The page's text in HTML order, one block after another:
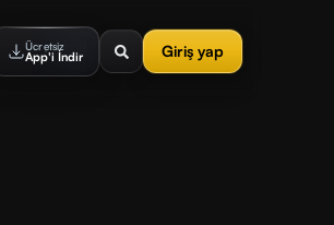
Ücretsiz
App'i İndir Giriş yap